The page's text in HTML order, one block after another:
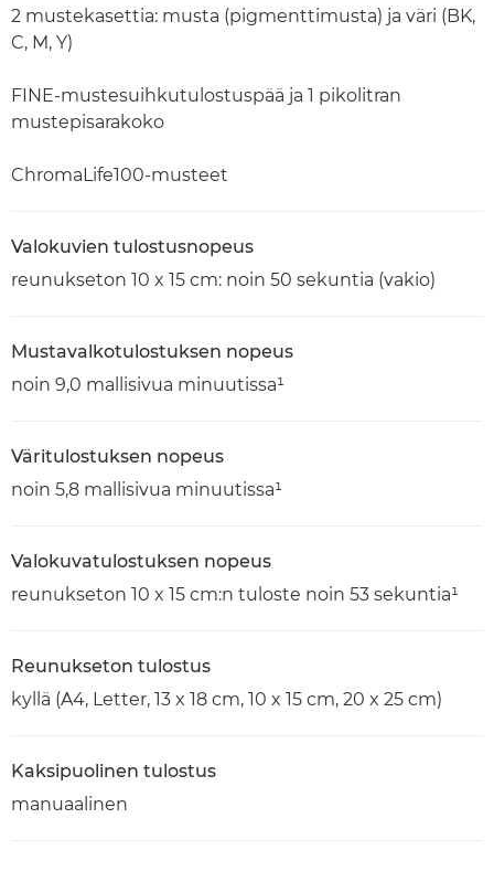
2 mustekasettia: musta (pigmenttimusta) ja väri (BK,
C, M, Y)
FINE-mustesuihkutulostuspää ja 1 pikolitran
mustepisarakoko
ChromaLife100-musteet
Valokuvien tulostusnopeus
reunukseton 10 x 15 cm: noin 50 sekuntia (vakio)
Mustavalkotulostuksen nopeus
noin 9,0 mallisivua minuutissa¹
Väritulostuksen nopeus
noin 5,8 mallisivua minuutissa¹
Valokuvatulostuksen nopeus
reunukseton 10 x 15 cm:n tuloste noin 53 sekuntia¹
Reunukseton tulostus
kyllä (A4, Letter, 13 x 18 cm, 10 x 15 cm, 20 x 25 cm)
Kaksipuolinen tulostus
manuaalinen